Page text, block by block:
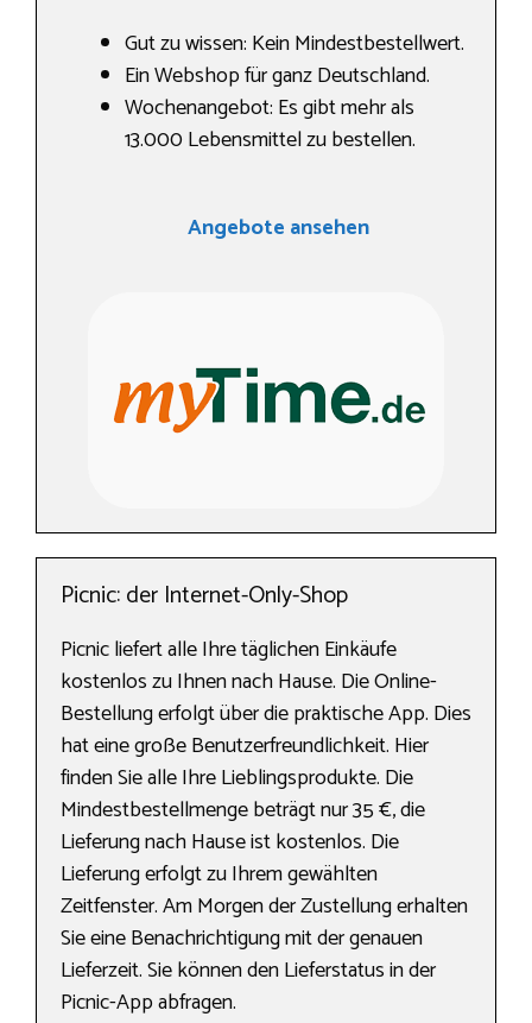
Gut zu wissen: Kein Mindestbestellwert.
Ein Webshop für ganz Deutschland.
Wochenangebot: Es gibt mehr als
13.000 Lebensmittel zu bestellen.
Angebote ansehen
Picnic: der Internet-Only-Shop
Picnic liefert alle Ihre täglichen Einkäufe
kostenlos zu Ihnen nach Hause. Die Online-
Bestellung erfolgt über die praktische App. Dies
hat eine große Benutzerfreundlichkeit. Hier
finden Sie alle Ihre Lieblingsprodukte. Die
Mindestbestellmenge beträgt nur 35 €, die
Lieferung nach Hause ist kostenlos. Die
Lieferung erfolgt zu Ihrem gewählten
Zeitfenster. Am Morgen der Zustellung erhalten
Sie eine Benachrichtigung mit der genauen
Lieferzeit. Sie können den Lieferstatus in der
Picnic-App abfragen.